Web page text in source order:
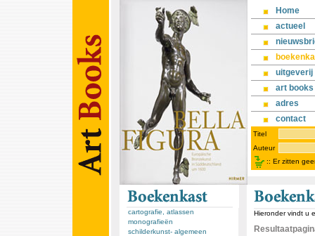
Home
actueel
uitgeverij
art books
adres
contact
Titel
Auteur
:: Er zitten
cartografie, atlassen
monografieën
schilderkunst- algemeen
Hieronder vindt u